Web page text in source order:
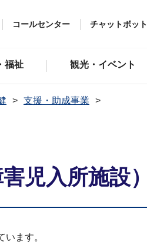
コールセンター チャットボット
福祉 観光・イベント
支援・助成事業
児入所施設）
ます。